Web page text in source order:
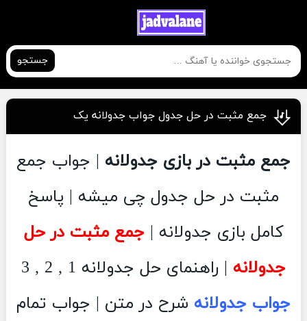
جستجو
جمع مثبت در حل جدول جواب جدولانه یک
جمع مثبت در بازی جدولانه | جواب جمع
مثبت در حل جدول چی میشه | پاسخ
کامل بازی جدولانه | جمع مثبت در حل
جدولانه | راهنمای حل جدولانه 1 , 2 , 3
جواب جدولانه شرح در متن | جواب تمام